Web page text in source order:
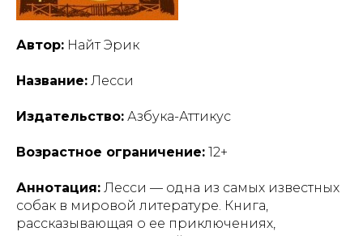
Автор: Найт Эрик
Название: Лесси
Издательство: Азбука-Аттикус
Возрастное ограничение: 12+
Аннотация: Лесси — одна из самых известных
собак в мировой литературе. Книга,
рассказывающая о ее приключениях,